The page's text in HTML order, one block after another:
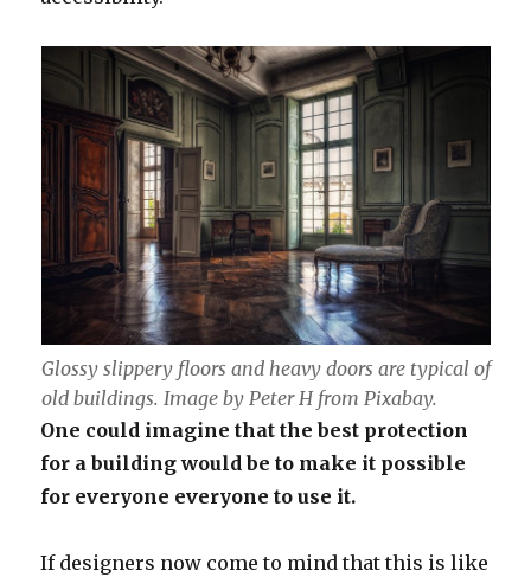
Glossy slippery floors and heavy doors are typical of
old buildings. Image by Peter H from Pixabay.
One could imagine that the best protection
for a building would be to make it possible
for everyone everyone to use it.
If designers now come to mind that this is like